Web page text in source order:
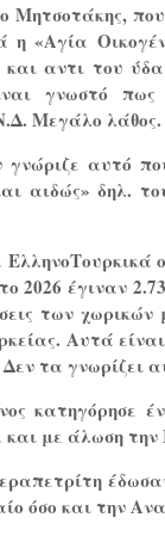
«Αγία
αντι του
γνωστό
Μεγάλο λάθος.
αυτό
αιδώς» δηλ.
έγιναν
των
Αυτά
τα γνωρίζει
κατηγόρησε
με άλωση την
όσο και την